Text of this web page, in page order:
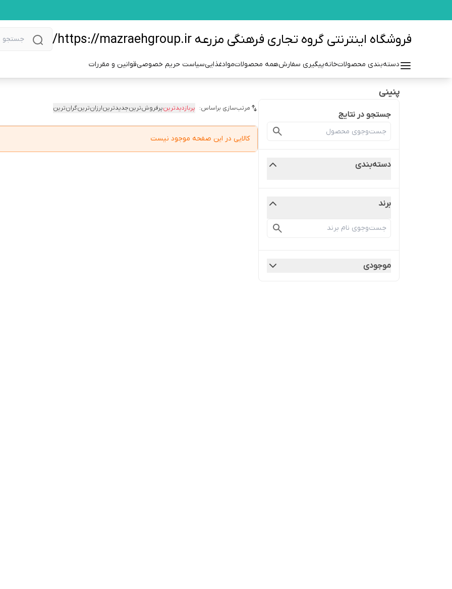
فروشگاه اینترنتی گروه تجاری فرهنگی مزرعه https://mazraehgroup.ir/
دسته‌بندی محصولاتخانهپیگیری سفارشهمه محصولاتموادغذاییسیاست حریم خصوصیقوانین و مقررات
پنینی
جستجو در نتایج
دسته‌بندی
برند
موجودی
مرتب‌سازی براساس: پربازدیدترینپرفروش‌ترینجدیدترینارزان‌ترینگران‌ترین
کالایی در این صفحه موجود نیست